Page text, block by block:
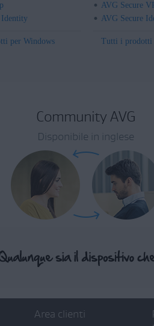
Identity
per Windows
AVG Secure
AVG Secure
Tutti i prodotti
Community AVG
Disponibile in inglese
Area clienti